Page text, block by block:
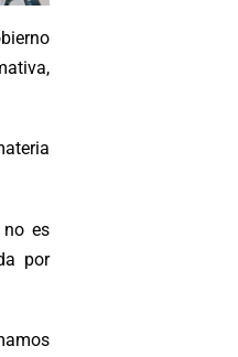
no es
por